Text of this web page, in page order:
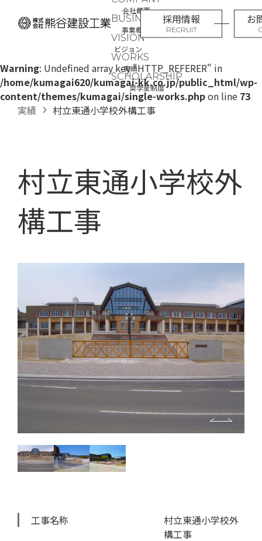
ツ
へ
ス
キ
シ
ョ
ン
に
会社概要
事業概要
ビジョン
実績
奨学金制度
採用情報 お
Warning: Undefined array key "HTTP_REFERER" in
/home/kumagai620/kumagai-kk.co.jp/public_html/wp-
content/themes/kumagai/single-works.phpon line 73
実績
村立東通小学校外構工事
村立東通小学校外
構工事
工事名称
村立東通小学校外
構工事